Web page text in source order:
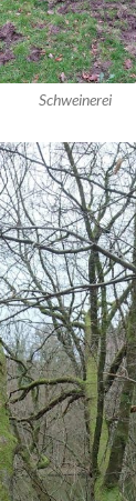
Schweinerei